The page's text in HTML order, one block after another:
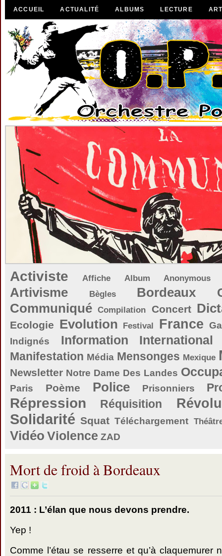
ACCUEIL ACTUALITÉ ALBUMS LECTURE
Activiste Affiche Album Anonymous
Artivisme Bègles Bordeaux
Communiqué Compilation Concert
Ecologie Evolution Festival France
Indignés
Information International
Manifestation Média Mensonges Mexique
Newsletter Notre Dame Des Landes
Paris Poème Police Prisonniers
Répression Réquisition
Solidarité Squat Téléchargement
Vidéo Violence ZAD
Mort de froid à Bordeaux
2011 : L’élan que nous devons prendre.
Yep !
Comme l’étau se resserre et qu’à claquemurer